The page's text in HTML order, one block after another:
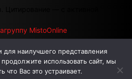
— с активной
MistoOnline
АВТОРЫ РЕКЛАМА НА САЙТЕ
наилучшего представления
использовать сайт, мы
что Вас это устраивает.